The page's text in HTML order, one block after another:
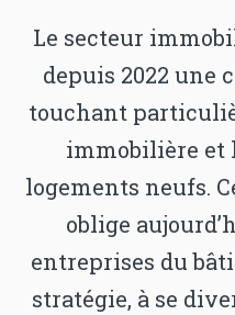
Le secteur
depuis 2022 une
touchant
immobilière et
logements neufs.
oblige
entreprises du
stratégie, à se